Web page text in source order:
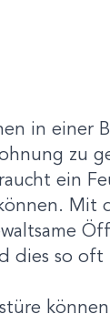
in
zu
ein
Mit
dies so oft